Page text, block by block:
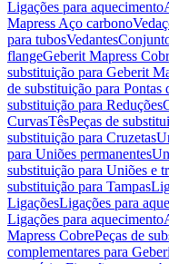
Ligações para aquecimento
Mapress Aço carbono
para tubosVedantes
flangeGeberit Mapress
substituição para Geberit
de substituição para Pontas
substituição para Reduções
CurvasTêsPeças de
substituição para Cruzetas
para Uniões permanentes
substituição para Uniões e
substituição para Tampas
LigaçõesLigações para
Ligações para aquecimento
Mapress CobrePeças de
complementares para